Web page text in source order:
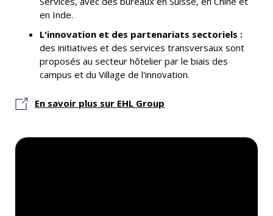
en Inde.
L'innovation et des partenariats sectoriels :
des initiatives et des services transversaux sont
proposés au secteur hôtelier par le biais des
campus et du Village de l'innovation.
En savoir plus sur EHL Group